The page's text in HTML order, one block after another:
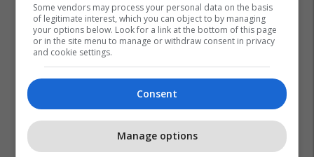
Some vendors may process your personal data on the basis
of legitimate interest, which you can object to by managing
your options below. Look for a link at the bottom of this page
or in the site menu to manage or withdraw consent in privacy
and cookie settings.
Consent
Manage options